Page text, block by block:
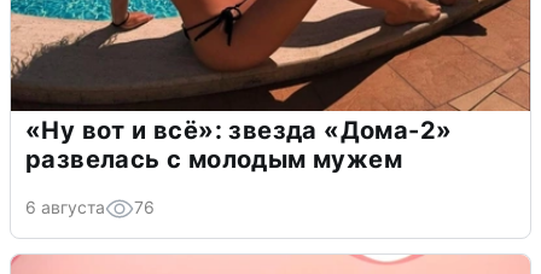
«Ну вот и всё»: звезда «Дома-2»
развелась с молодым мужем
6 августа 76